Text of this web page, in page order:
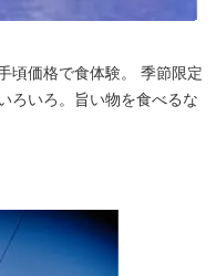
頃価格で食体験。 季節限定
ろいろ。旨い物を食べるな